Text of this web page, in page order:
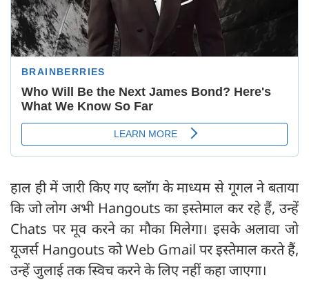
हाल ही में जारी किए गए ब्लॉग के माध्यम से गूगल ने बताया
कि जो लोग अभी Hangouts का इस्तेमाल कर रहे हैं, उन्हें
Chats पर मूव करने का मौका मिलेगा। इसके अलावा जो
यूजर्स Hangouts को Web Gmail पर इस्तेमाल करते हैं,
उन्हें जुलाई तक स्विच करने के लिए नहीं कहा जाएगा।